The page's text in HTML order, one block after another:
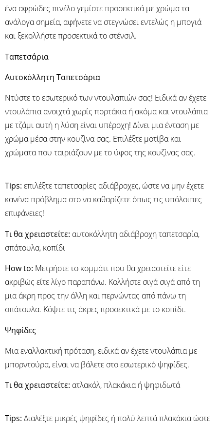
ένα αφρώδες πινέλο γεμίστε προσεκτικά με χρώμα τα
ανάλογα σημεία, αφήνετε να στεγνώσει εντελώς η μπογιά
και ξεκολλήστε προσεκτικά το στένσιλ.
Ταπετσάρια
Αυτοκόλλητη Ταπετσάρια
Ντύστε το εσωτερικό των ντουλαπιών σας! Ειδικά αν έχετε
ντουλάπια ανοιχτά χωρίς πορτάκια ή ακόμα και ντουλάπια
με τζάμι αυτή η λύση είναι υπέροχη! Δίνει μια ένταση με
χρώμα μέσα στην κουζίνα σας. Επιλέξτε μοτίβα και
χρώματα που ταιριάζουν με το ύφος της κουζίνας σας.
Τips: επιλέξτε ταπετσαρίες αδιάβροχες, ώστε να μην έχετε
κανένα πρόβλημα στο να καθαρίζετε όπως τις υπόλοιπες
επιφάνειες!
Τι θα χρειαστείτε: αυτοκόλλητη αδιάβροχη ταπετσαρία,
σπάτουλα, κοπίδι
Ηow to: Μετρήστε το κομμάτι που θα χρειαστείτε είτε
ακριβώς είτε λίγο παραπάνω. Κολλήστε σιγά σιγά από τη
μια άκρη προς την άλλη και περνώντας από πάνω τη
σπάτουλα. Κόψτε τις άκρες προσεκτικά με το κοπίδι.
Ψηφίδες
Μια εναλλακτική πρόταση, ειδικά αν έχετε ντουλάπια με
μπορντούρα, είναι να βάλετε στο εσωτερικό ψηφίδες.
Τι θα χρειαστείτε: ατλακόλ, πλακάκια ή ψηφιδωτά
Τips: Διαλέξτε μικρές ψηφίδες ή πολύ λεπτά πλακάκια ώστε